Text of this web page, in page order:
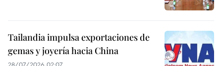
Tailandia impulsa exportaciones de
gemas y joyería hacia China